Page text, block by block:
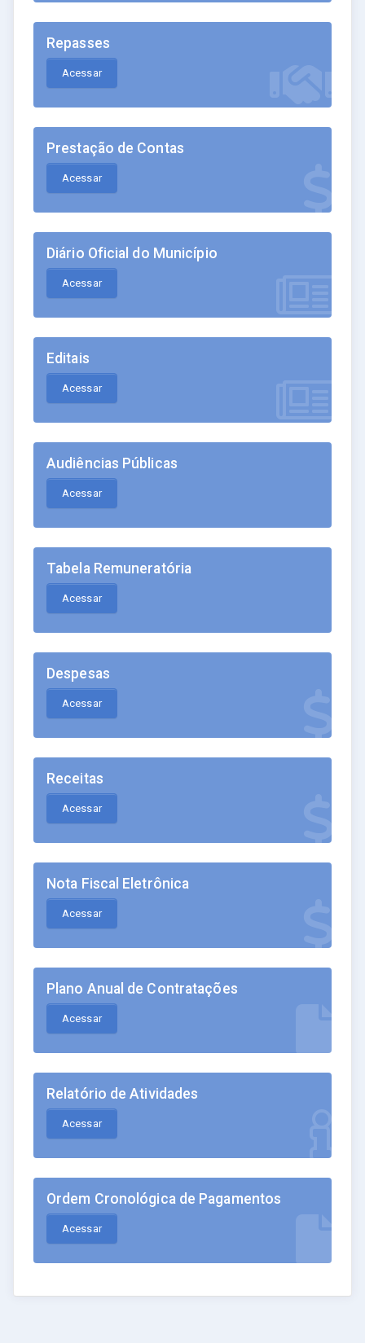
Repasses
Acessar
Prestação de Contas
Acessar
Diário Oficial do Município
Acessar
Editais
Acessar
Audiências Públicas
Acessar
Tabela Remuneratória
Acessar
Despesas
Acessar
Receitas
Acessar
Nota Fiscal Eletrônica
Acessar
Plano Anual de Contratações
Acessar
Relatório de Atividades
Acessar
Ordem Cronológica de Pagamentos
Acessar